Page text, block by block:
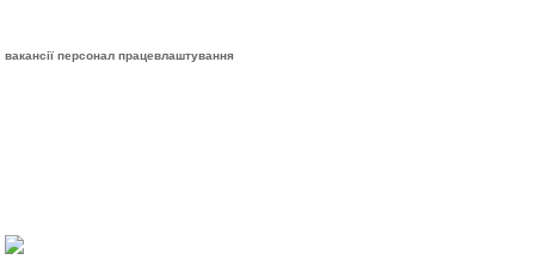
вакансії персонал працевлаштування